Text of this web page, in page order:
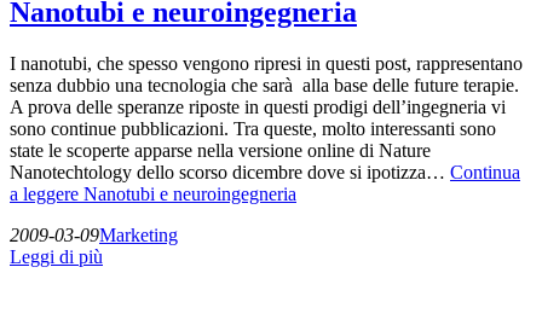
Nanotubi e neuroingegneria
I nanotubi, che spesso vengono ripresi in questi post, rappresentano
senza dubbio una tecnologia che sarà alla base delle future terapie.
A prova delle speranze riposte in questi prodigi dell’ingegneria vi
sono continue pubblicazioni. Tra queste, molto interessanti sono
state le scoperte apparse nella versione online di Nature
Nanotechtology dello scorso dicembre dove si ipotizza… Continua
a leggere Nanotubi e neuroingegneria
2009-03-09Marketing
Leggi di più